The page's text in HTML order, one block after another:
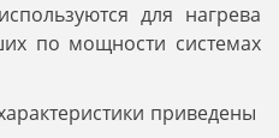
для нагрева
по мощности системах
приведены